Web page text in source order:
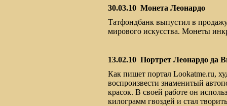
30.03.10 Монета Леонардо
Татфондбанк выпустил в
мирового искусства. Монеты
13.02.10 Портрет Леонардо да
Как пишет портал Lookatme.ru,
воспроизвести знаменитый
красок. В своей работе он
килограмм гвоздей и стал